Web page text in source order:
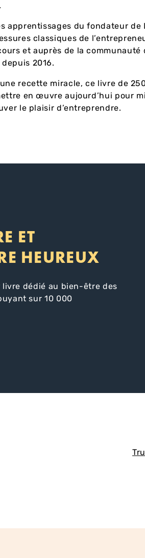
apprentissages du fondateur de
classiques de
et auprès de la communauté
2016.
une recette miracle, ce livre de
en œuvre aujourd’hui pour
le plaisir d’entreprendre.
ET
HEUREUX
dédié au bien-être des
sur 10 000